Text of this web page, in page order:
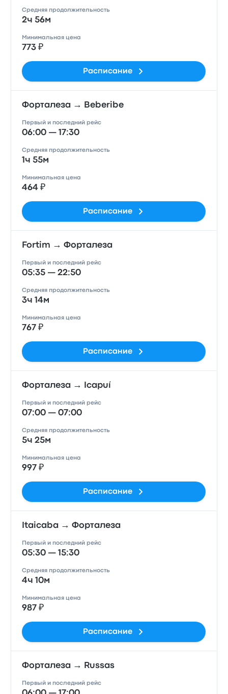
Средняя продолжительность
2ч 56м
Минимальная цена
773 ₽
Расписание
Форталеза → Beberibe
Первый и последний рейс
06:00 — 17:30
Средняя продолжительность
1ч 55м
Минимальная цена
464 ₽
Расписание
Fortim → Форталеза
Первый и последний рейс
05:35 — 22:50
Средняя продолжительность
3ч 14м
Минимальная цена
767 ₽
Расписание
Форталеза → Icapuí
Первый и последний рейс
07:00 — 07:00
Средняя продолжительность
5ч 25м
Минимальная цена
997 ₽
Расписание
Itaicaba → Форталеза
Первый и последний рейс
05:30 — 15:30
Средняя продолжительность
4ч 10м
Минимальная цена
987 ₽
Расписание
Форталеза → Russas
Первый и последний рейс